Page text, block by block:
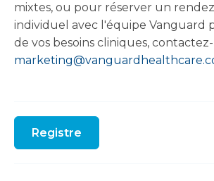
mixtes, ou pour réserver un
individuel avec l'équipe Vanguard
de vos besoins cliniques,
Registre